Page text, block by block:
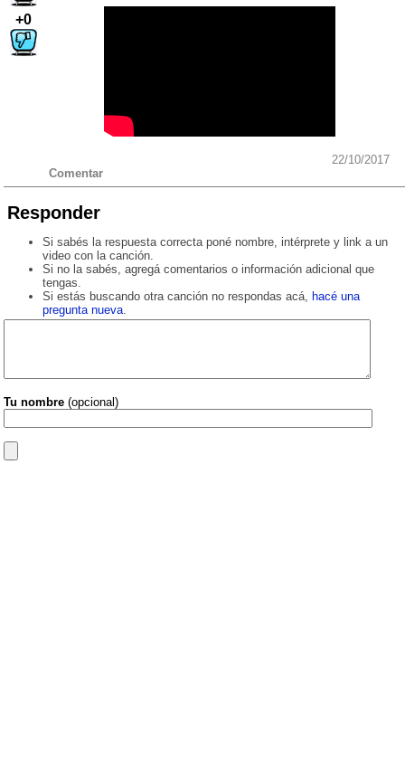
+0
22/10/2017
Comentar
Responder
Si sabés la respuesta correcta poné nombre, intérprete y link a un
video con la canción.
Si no la sabés, agregá comentarios o información adicional que
tengas.
Si estás buscando otra canción no respondas acá, hacé una
pregunta nueva.
Tu nombre (opcional)